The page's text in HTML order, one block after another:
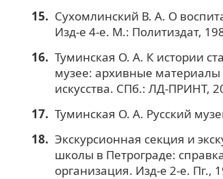
Сухомлинский В. А. О
Изд-е 4-е. М.: Политиздат,
Туминская О. А. К истории
музее: архивные материалы
искусства. СПб.: ЛД-ПРИНТ,
Туминская О. А. Русский
Экскурсионная секция и
школы в Петрограде:
организация. Изд-е 2-е. Пг.,